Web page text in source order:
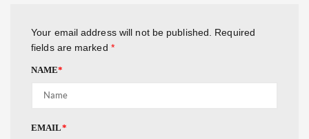
Your email address will not be published.
Required
fields are marked *
NAME*
EMAIL*